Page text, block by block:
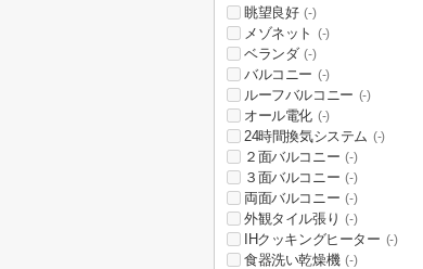
眺望良好 (-)
メゾネット (-)
ベランダ (-)
バルコニー (-)
ルーフバルコニー (-)
オール電化 (-)
24時間換気システム (-)
２面バルコニー (-)
３面バルコニー (-)
両面バルコニー (-)
外観タイル張り (-)
IHクッキングヒーター (-)
食器洗い乾燥機 (-)